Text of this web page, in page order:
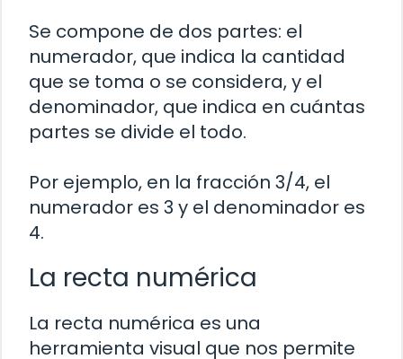
Se compone de dos partes: el
numerador, que indica la cantidad
que se toma o se considera, y el
denominador, que indica en cuántas
partes se divide el todo.
Por ejemplo, en la fracción 3/4, el
numerador es 3 y el denominador es
4.
La recta numérica
La recta numérica es una
herramienta visual que nos permite